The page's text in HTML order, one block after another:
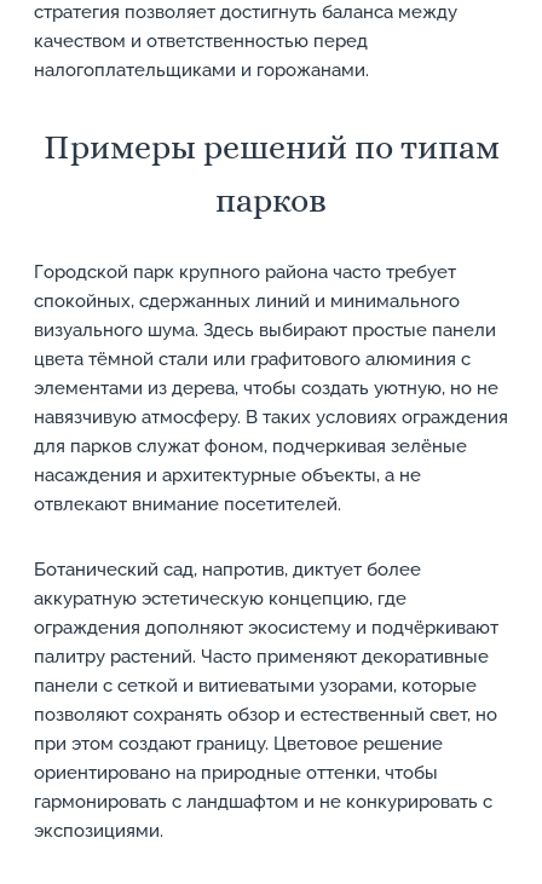
стратегия позволяет достигнуть баланса между
качеством и ответственностью перед
налогоплательщиками и горожанами.
Примеры решений по типам
парков
Городской парк крупного района часто требует
спокойных, сдержанных линий и минимального
визуального шума. Здесь выбирают простые панели
цвета тёмной стали или графитового алюминия с
элементами из дерева, чтобы создать уютную, но не
навязчивую атмосферу. В таких условиях ограждения
для парков служат фоном, подчеркивая зелёные
насаждения и архитектурные объекты, а не
отвлекают внимание посетителей.
Ботанический сад, напротив, диктует более
аккуратную эстетическую концепцию, где
ограждения дополняют экосистему и подчёркивают
палитру растений. Часто применяют декоративные
панели с сеткой и витиеватыми узорами, которые
позволяют сохранять обзор и естественный свет, но
при этом создают границу. Цветовое решение
ориентировано на природные оттенки, чтобы
гармонировать с ландшафтом и не конкурировать с
экспозициями.